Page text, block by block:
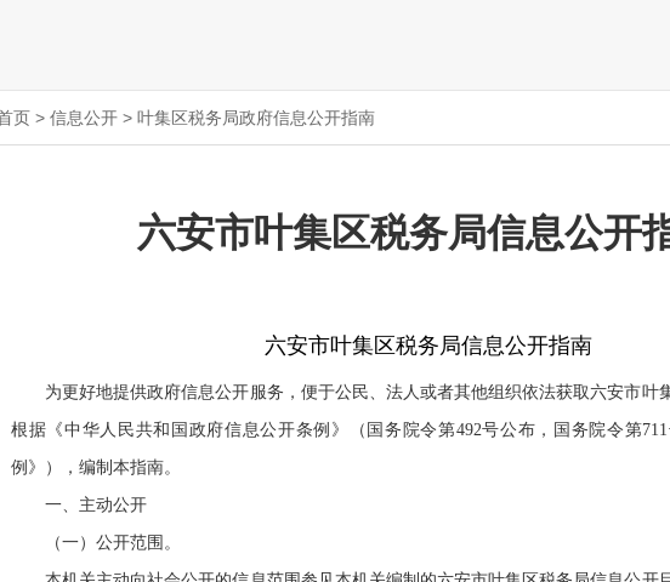
页 > 信息公开 > 叶集区税务局政府信息公开指南
六安市叶集区税务局信息公开
六安市叶集区税务局信息公开指南
为更好地提供政府信息公开服务，便于公民、法人或者其他组织依法获取六安市叶
根据《中华人民共和国政府信息公开条例》（国务院令第492号公布，国务院令第
例》），编制本指南。
一、主动公开
（一）公开范围。